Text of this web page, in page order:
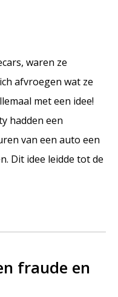
waren ze
afvroegen wat ze
met een idee!
hadden een
van een auto een
Dit idee leidde tot de
fraude en